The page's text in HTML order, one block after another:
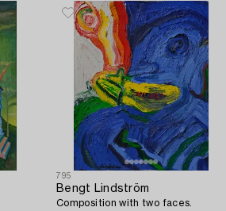
795
Bengt Lindström
Composition with two faces.